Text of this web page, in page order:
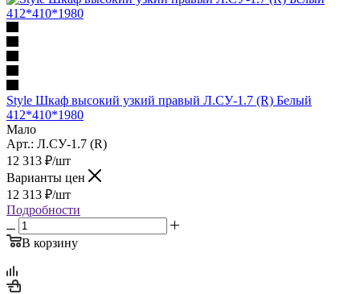
Style Шкаф высокий узкий правый Л.СУ-1.7 (R) Белый
412*410*1980
Мало
Арт.: Л.СУ-1.7 (R)
12 313 ₽/шт
Варианты цен
12 313 ₽/шт
Подробности
В корзину